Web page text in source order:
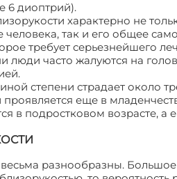
6 диоптрий).
характерно не
так и его общее
требует серьезнейшего
люди часто жалуются на
степени страдает около
еще в
в подростковом возрасте,
разнообразны.